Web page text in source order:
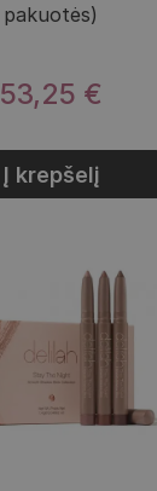
pakuotės)
53,25 €
Į krepšelį